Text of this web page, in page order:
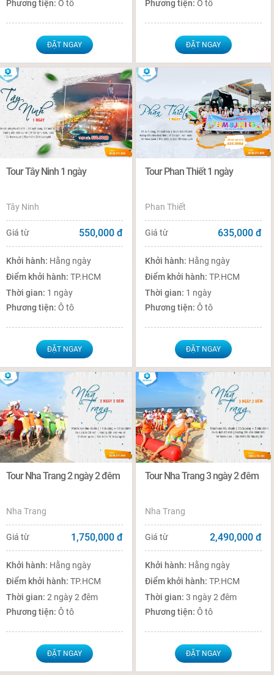
Phương tiện:Ô tô
ĐẶT NGAY
Phương tiện:Ô tô
ĐẶT NGAY
Tour Tây Ninh 1 ngày
Tây Ninh
Giá từ 550,000 đ
Khởi hành: Hằng ngày
Điểm khởi hành:TP.HCM
Thời gian: 1 ngày
Phương tiện:Ô tô
ĐẶT NGAY
Tour Phan Thiết 1 ngày
Phan Thiết
Giá từ 635,000 đ
Khởi hành: Hằng ngày
Điểm khởi hành:TP.HCM
Thời gian: 1 ngày
Phương tiện:Ô tô
ĐẶT NGAY
Tour Nha Trang 2 ngày 2 đêm
Nha Trang
Giá từ 1,750,000 đ
Khởi hành: Hằng ngày
Điểm khởi hành:TP.HCM
Thời gian:2 ngày 2 đêm
Phương tiện:Ô tô
ĐẶT NGAY
Tour Nha Trang 3 ngày 2 đêm
Nha Trang
Giá từ 2,490,000 đ
Khởi hành: Hằng ngày
Điểm khởi hành:TP.HCM
Thời gian:3 ngày 2 đêm
Phương tiện:Ô tô
ĐẶT NGAY